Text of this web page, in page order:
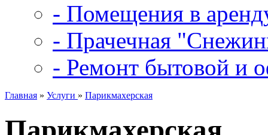
- Помещения в
- Прачечная
- Ремонт бытовой и
Главная » Услуги » Парикмахерская